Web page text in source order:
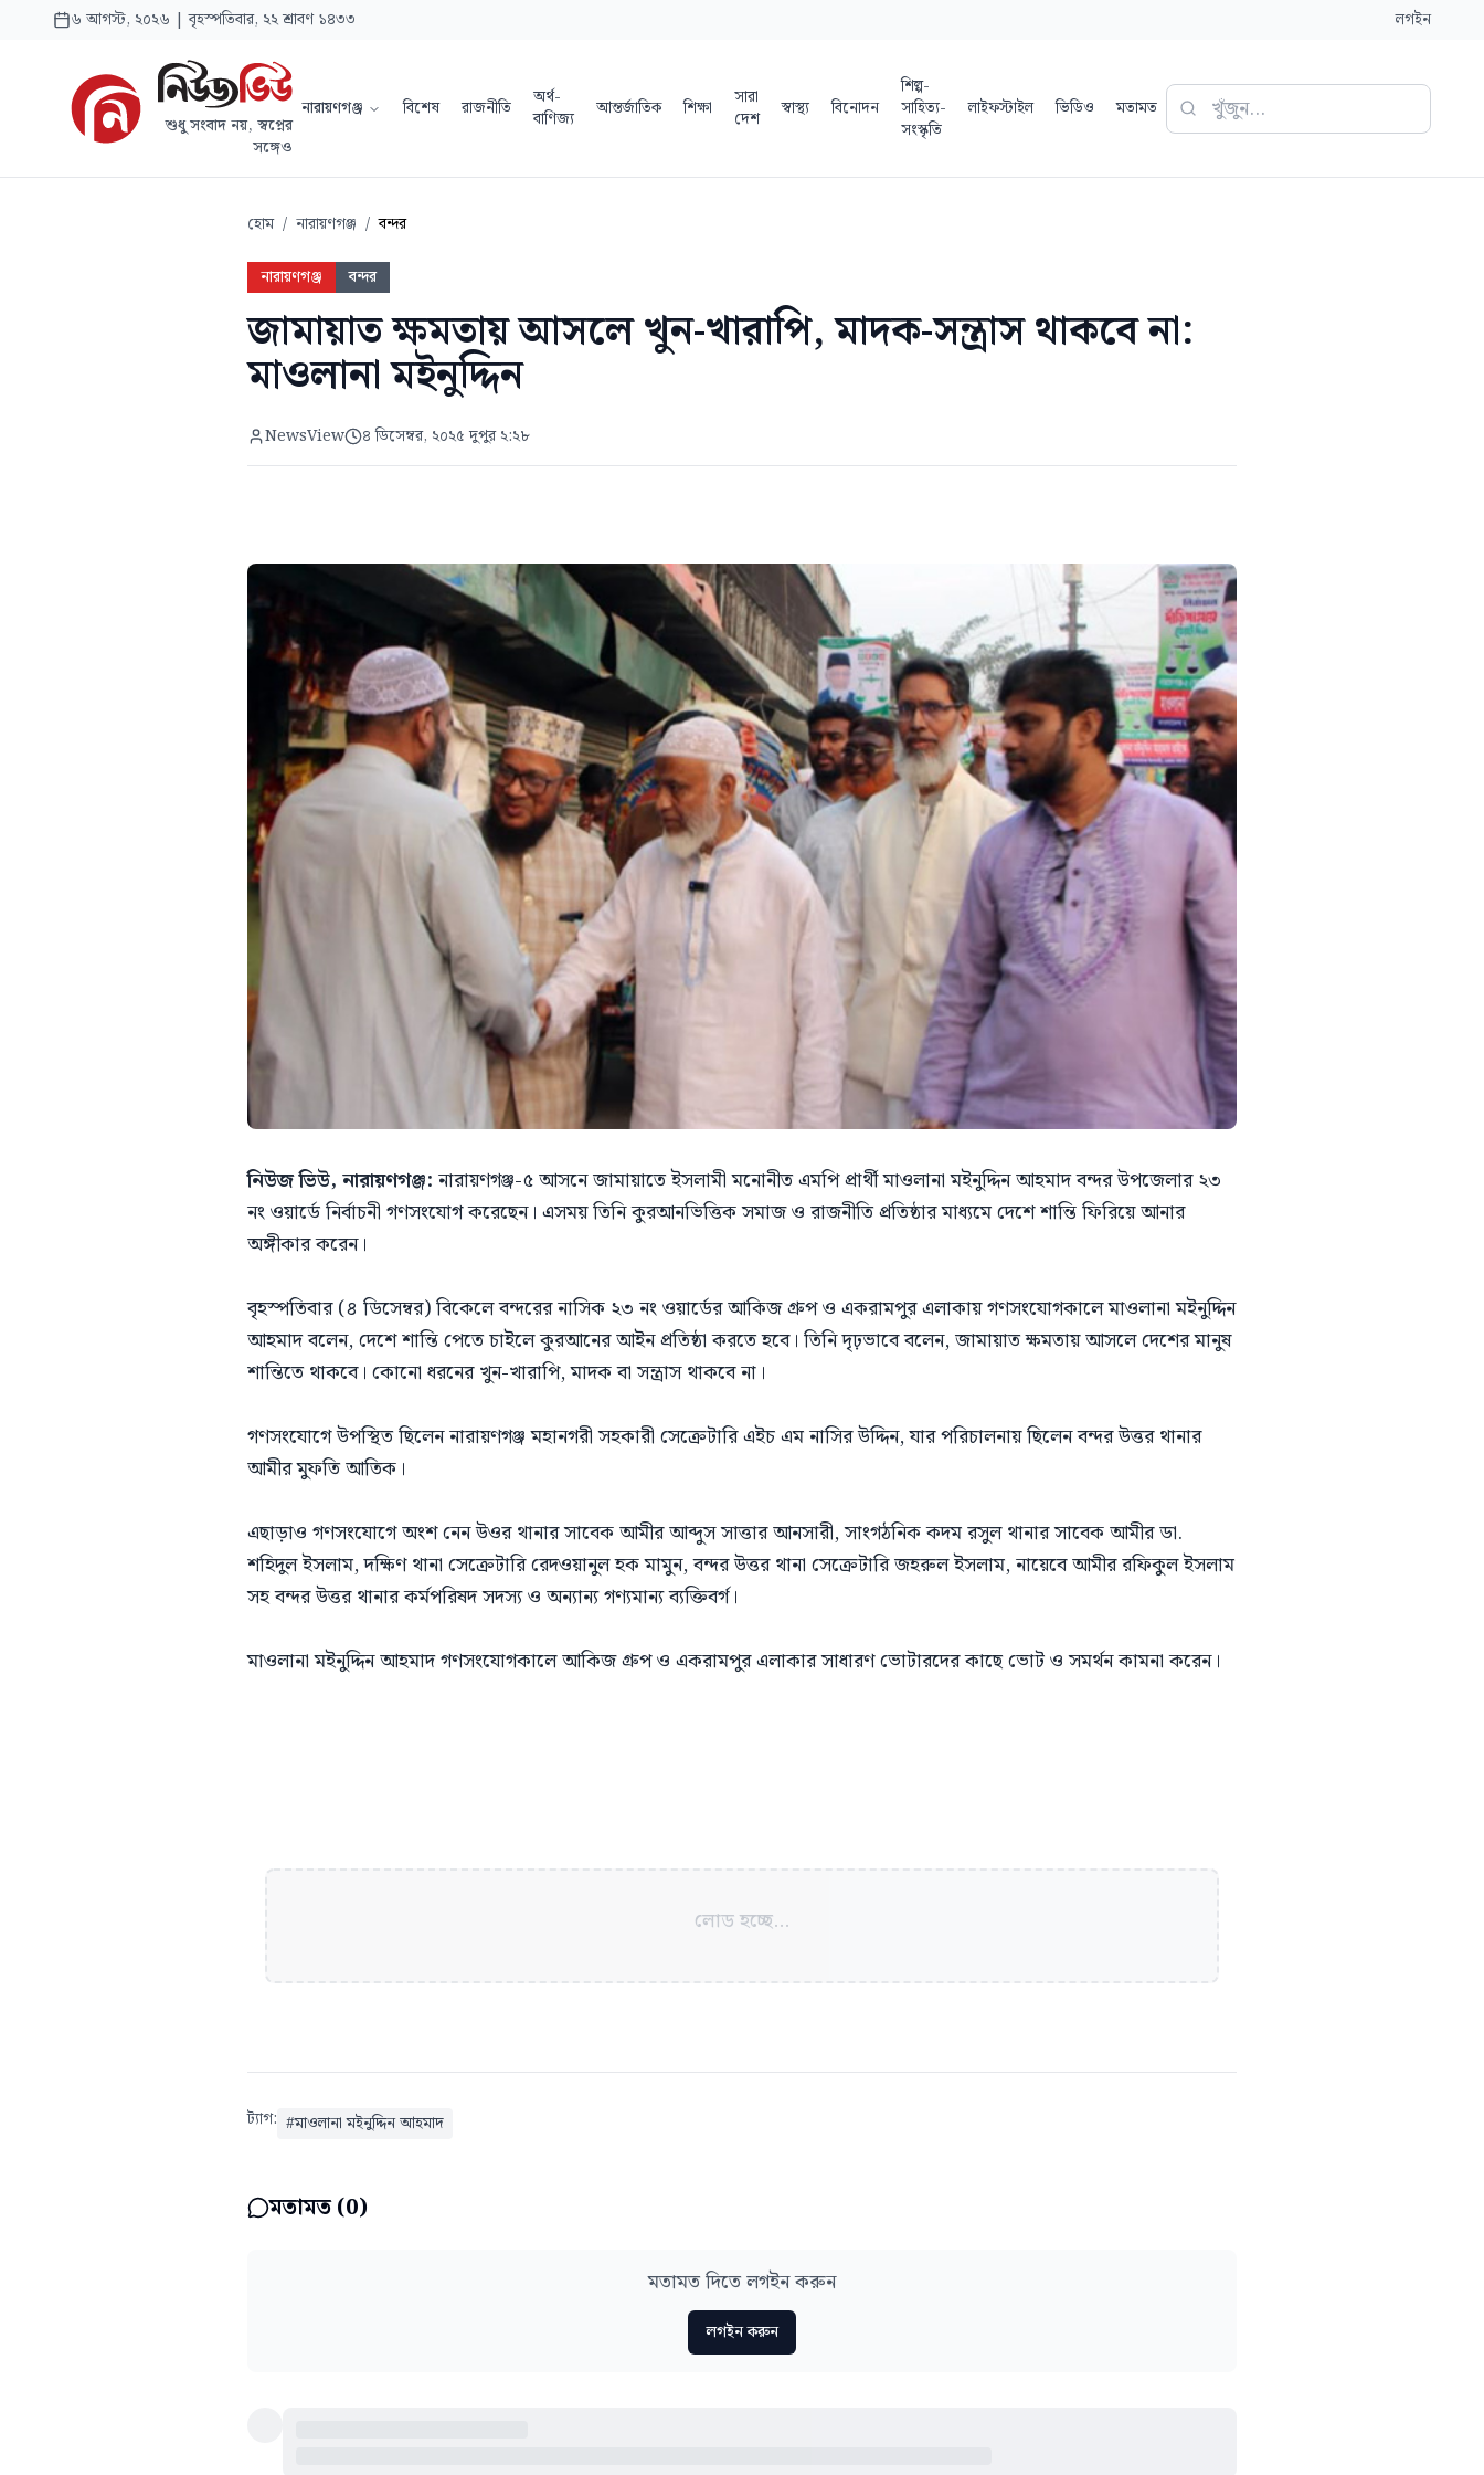
৬ আগস্ট, ২০২৬ | বৃহস্পতিবার, ২২ শ্রাবণ ১৪৩৩ লগইন
শুধু সংবাদ নয়, স্বপ্নের
সঙ্গেও
নারায়ণগঞ্জ বিশেষ রাজনীতি
অর্থ-
বাণিজ্য
আন্তর্জাতিক শিক্ষা
সারা
দেশ
স্বাস্থ্য বিনোদন
শিল্প-
সাহিত্য-
সংস্কৃতি
লাইফস্টাইল ভিডিও মতামত
হোম / নারায়ণগঞ্জ / বন্দর
নারায়ণগঞ্জ বন্দর
জামায়াত ক্ষমতায় আসলে খুন-খারাপি, মাদক-সন্ত্রাস থাকবে না:
মাওলানা মইনুদ্দিন
NewsView ৪ ডিসেম্বর, ২০২৫ দুপুর ২:২৮
নিউজ ভিউ, নারায়ণগঞ্জ: নারায়ণগঞ্জ-৫ আসনে জামায়াতে ইসলামী মনোনীত এমপি প্রার্থী মাওলানা মইনুদ্দিন আহমাদ বন্দর উপজেলার ২৩
নং ওয়ার্ডে নির্বাচনী গণসংযোগ করেছেন। এসময় তিনি কুরআনভিত্তিক সমাজ ও রাজনীতি প্রতিষ্ঠার মাধ্যমে দেশে শান্তি ফিরিয়ে আনার
অঙ্গীকার করেন।
বৃহস্পতিবার (৪ ডিসেম্বর) বিকেলে বন্দরের নাসিক ২৩ নং ওয়ার্ডের আকিজ গ্রুপ ও একরামপুর এলাকায় গণসংযোগকালে মাওলানা মইনুদ্দিন
আহমাদ বলেন, দেশে শান্তি পেতে চাইলে কুরআনের আইন প্রতিষ্ঠা করতে হবে। তিনি দৃঢ়ভাবে বলেন, জামায়াত ক্ষমতায় আসলে দেশের মানুষ
শান্তিতে থাকবে। কোনো ধরনের খুন-খারাপি, মাদক বা সন্ত্রাস থাকবে না।
গণসংযোগে উপস্থিত ছিলেন নারায়ণগঞ্জ মহানগরী সহকারী সেক্রেটারি এইচ এম নাসির উদ্দিন, যার পরিচালনায় ছিলেন বন্দর উত্তর থানার
আমীর মুফতি আতিক।
এছাড়াও গণসংযোগে অংশ নেন উওর থানার সাবেক আমীর আব্দুস সাত্তার আনসারী, সাংগঠনিক কদম রসুল থানার সাবেক আমীর ডা.
শহিদুল ইসলাম, দক্ষিণ থানা সেক্রেটারি রেদওয়ানুল হক মামুন, বন্দর উত্তর থানা সেক্রেটারি জহরুল ইসলাম, নায়েবে আমীর রফিকুল ইসলাম
সহ বন্দর উত্তর থানার কর্মপরিষদ সদস্য ও অন্যান্য গণ্যমান্য ব্যক্তিবর্গ।
মাওলানা মইনুদ্দিন আহমাদ গণসংযোগকালে আকিজ গ্রুপ ও একরামপুর এলাকার সাধারণ ভোটারদের কাছে ভোট ও সমর্থন কামনা করেন।
লোড হচ্ছে...
ট্যাগ: #মাওলানা মইনুদ্দিন আহমাদ
মতামত (0)
মতামত দিতে লগইন করুন
লগইন করুন